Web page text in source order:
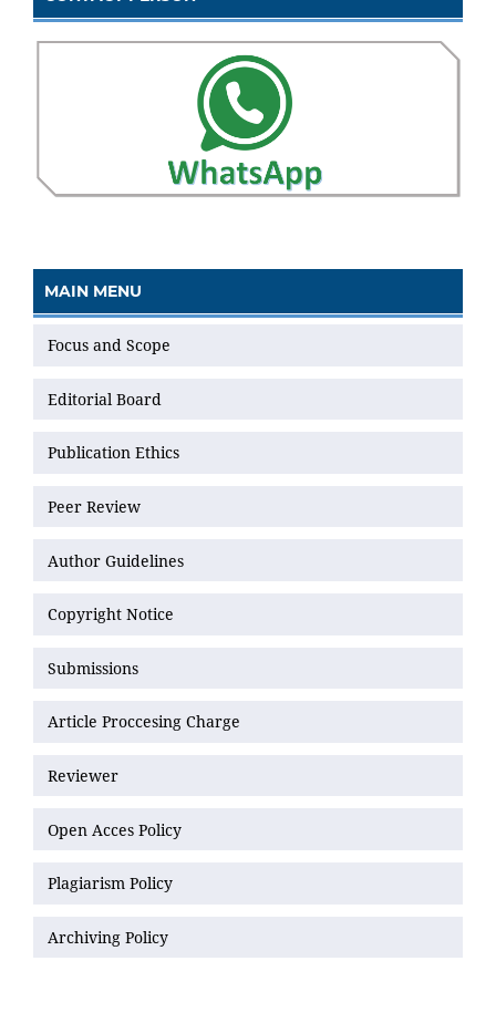
MAIN MENU
Focus and Scope
Editorial Board
Publication Ethics
Peer Review
Author Guidelines
Copyright Notice
Submissions
Article Proccesing Charge
Reviewer
Open Acces Policy
Plagiarism Policy
Archiving Policy